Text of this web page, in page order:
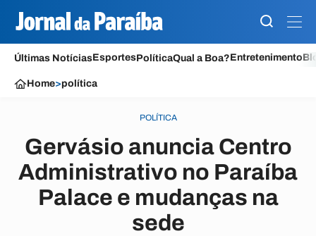
Últimas NotíciasEsportesPolíticaQual a Boa?Entretenimento
Home>política
POLÍTICA
Gervásio anuncia Centro
Administrativo no Paraíba
Palace e mudanças na
sede